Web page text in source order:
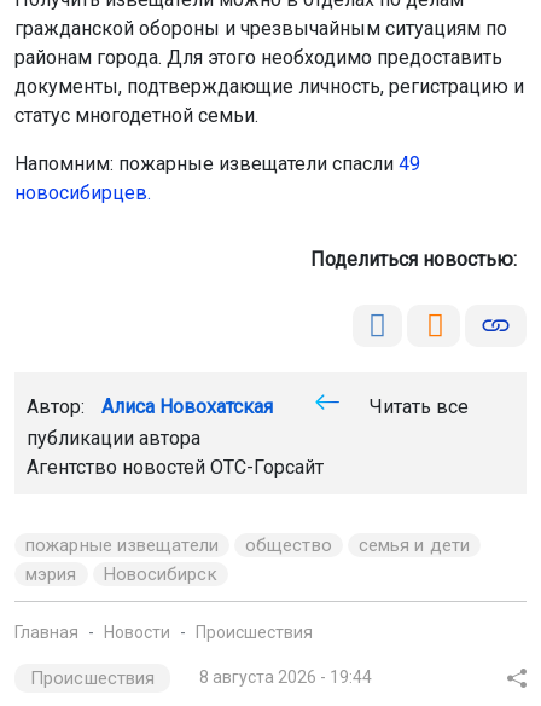
гражданской обороны и чрезвычайным ситуациям по
районам города. Для этого необходимо предоставить
документы, подтверждающие личность, регистрацию и
статус многодетной семьи.
Напомним: пожарные извещатели спасли 49
новосибирцев.
Поделиться новостью:
Автор: Алиса Новохатская
Читать все
публикации автора
Агентство новостей ОТС-Горсайт
пожарные извещатели общество
семья и дети
мэрия
Новосибирск
Главная Новости Происшествия
Происшествия 8 августа 2026 - 19:44